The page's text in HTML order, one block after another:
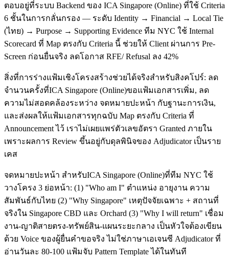
ตอบอยู่ที่ระบบ Backend ของ ICA Singapore (Online) ที่ใช้ Criteria
6 ชั้นในการกลั่นกรอง — ระดับ Identity → Financial → Local Tie
(ไทย) → Purpose → Supporting Evidence ทีม NYC ใช้ Internal
Scorecard ที่ Map ตรงกับ Criteria นี้ ช่วยให้ Client ผ่านการ Pre-
Screen ก่อนยื่นจริง ลดโอกาส RFE/ Refusal ลง 42%
สิ่งที่การร่างแฟ้มเชิงโครงสร้างช่วยได้จริงสำหรับสิงคโปร์: ลด
จำนวนครั้งที่ICA Singapore (Online)ขอแฟ้มเอกสารเพิ่ม, ลด
ความไม่สอดคล้องระหว่าง จดหมายปะหน้า กับฐานะการเงิน,
และส่งผลให้แฟ้มเอกสารทุกฉบับ Map ตรงกับ Criteria ที่
Announcement ไว้ เราไม่เผยแพร่ตัวเลขอัตรา Granted ภายใน
เพราะผลการ Review ขึ้นอยู่กับดุลพินิจของ Adjudicator เป็นราย
เคส
จดหมายปะหน้า สำหรับICA Singapore (Online)ที่ทีม NYC ใช้
วางโครง 3 ย่อหน้า: (1) "Who am I" ตำแหน่ง อายุงาน ความ
สัมพันธ์กับไทย (2) "Why Singapore" เหตุปัจจัยเฉพาะ + สถานที่
จริงใน Singapore CBD และ Orchard (3) "Why I will return" เชื่อม
งาน-ญาติสายตรง-ทรัพย์สิน-แผนระยะกลาง เป็นหัวใจต้องเขียน
ด้วย Voice ของผู้ยื่นคำขอจริง ไม่ใช่ภาษาเอเจนซี Adjudicator ที่
อ่านวันละ 80-100 แฟ้มจับ Pattern Template ได้ในทันที